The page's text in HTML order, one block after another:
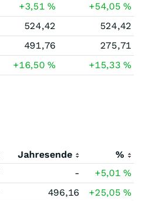
+3,51% +54,05%
524,42
524,42
491,76
275,71
+16,50% +15,33%
Jahresende
%
- +5,01%
496,16 +25,05%